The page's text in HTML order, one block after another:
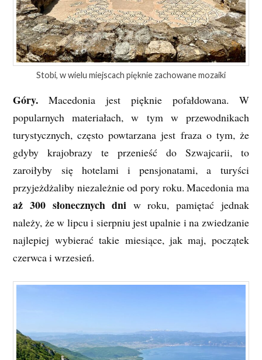
Stobi, w wielu miejscach pięknie zachowane mozaiki
Góry. Macedonia jest pięknie pofałdowana. W
popularnych materiałach, w tym w przewodnikach
turystycznych, często powtarzana jest fraza o tym, że
gdyby krajobrazy te przenieść do Szwajcarii, to
zaroiłyby się hotelami i pensjonatami, a turyści
przyjeżdżaliby niezależnie od pory roku. Macedonia ma
aż 300 słonecznych dni w roku, pamiętać jednak
należy, że w lipcu i sierpniu jest upalnie i na zwiedzanie
najlepiej wybierać takie miesiące, jak maj, początek
czerwca i wrzesień.